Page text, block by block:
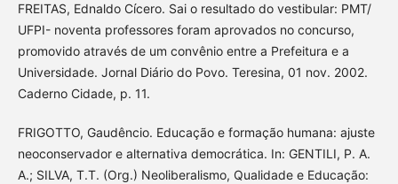
FREITAS, Ednaldo Cícero. Sai o resultado do vestibular: PMT/
UFPI- noventa professores foram aprovados no concurso,
promovido através de um convênio entre a Prefeitura e a
Universidade. Jornal Diário do Povo. Teresina, 01 nov. 2002.
Caderno Cidade, p. 11.
FRIGOTTO, Gaudêncio. Educação e formação humana: ajuste
neoconservador e alternativa democrática. In: GENTILI, P. A.
A.; SILVA, T.T. (Org.) Neoliberalismo, Qualidade e Educação: